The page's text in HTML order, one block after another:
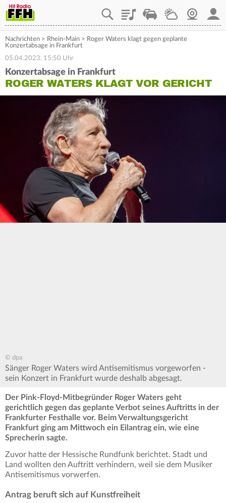
PlaylistStaupilotWetterWebcam
Nachrichten > Rhein-Main > Roger Waters klagt gegen geplante
Konzertabsage in Frankfurt
05.04.2023, 15:50 Uhr
Konzertabsage in Frankfurt
ROGER WATERS KLAGT VOR GERICHT
© dpa
Sänger Roger Waters wird Antisemitismus vorgeworfen -
sein Konzert in Frankfurt wurde deshalb abgesagt.
Der Pink-Floyd-Mitbegründer Roger Waters geht
gerichtlich gegen das geplante Verbot seines Auftritts in der
Frankfurter Festhalle vor. Beim Verwaltungsgericht
Frankfurt ging am Mittwoch ein Eilantrag ein, wie eine
Sprecherin sagte.
Zuvor hatte der Hessische Rundfunk berichtet. Stadt und
Land wollten den Auftritt verhindern, weil sie dem Musiker
Antisemitismus vorwerfen.
Antrag beruft sich auf Kunstfreiheit